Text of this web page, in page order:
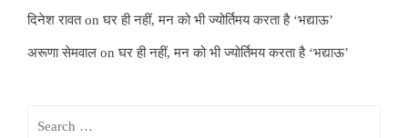
दिनेश रावतonघर ही नहीं, मन को भी ज्योर्तिमय करता है ‘भद्याऊ’
अरूणा सेमवाल onघर ही नहीं, मन को भी ज्योर्तिमय करता है ‘भद्याऊ’